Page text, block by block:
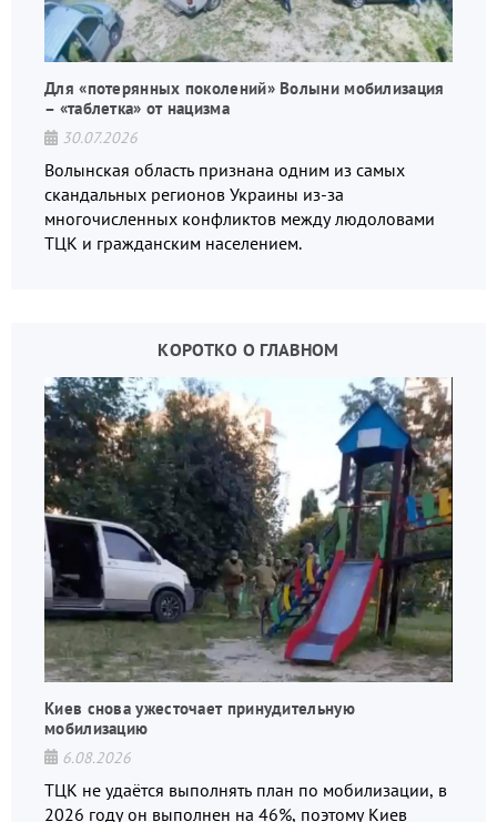
Для «потерянных поколений» Волыни мобилизация
– «таблетка» от нацизма
30.07.2026
Волынская область признана одним из самых
скандальных регионов Украины из-за
многочисленных конфликтов между людоловами
ТЦК и гражданским населением.
КОРОТКО О ГЛАВНОМ
Киев снова ужесточает принудительную
мобилизацию
6.08.2026
ТЦК не удаётся выполнять план по мобилизации, в
2026 году он выполнен на 46%, поэтому Киев